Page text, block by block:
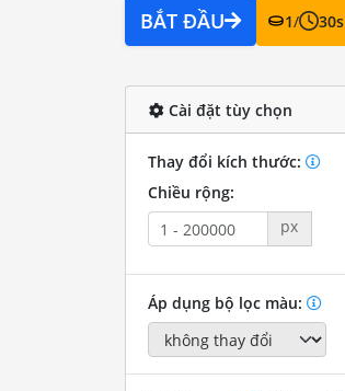
BẮT ĐẦU 1/ 30s
Cài đặt tùy chọn
Thay đổi kích thước:
Chiều rộng:
px
Áp dụng bộ lọc màu: